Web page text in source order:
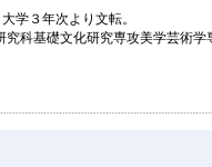
学３年次より文転。
科基礎文化研究専攻美学芸術学
AWARD 2017受賞。